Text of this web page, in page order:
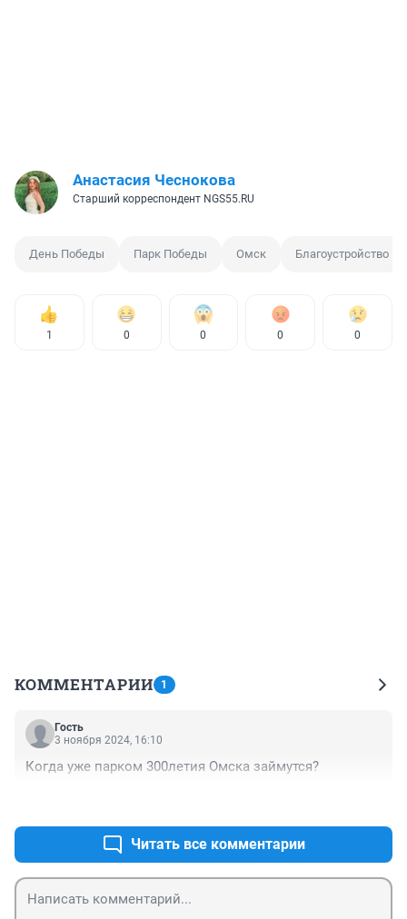
Анастасия Чеснокова
Старший корреспондент NGS55.RU
День Победы Парк Победы Омск Благоустройство
1 0 0 0 0
КОММЕНТАРИИ 1
Гость
3 ноября 2024, 16:10
Когда уже парком 300летия Омска займутся?
Читать все комментарии